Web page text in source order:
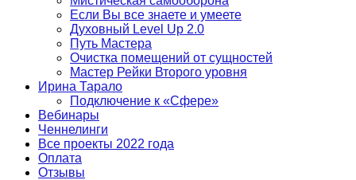
Если Вы все знаете и умеете
Духовный Level Up 2.0
Путь Мастера
Очистка помещений от сущностей
Мастер Рейки Второго уровня
Ирина Тарало
Подключение к «Сфере»
Вебинары
Ченнелинги
Все проекты 2022 года
Оплата
Отзывы